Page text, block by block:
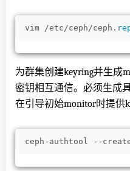
vim /etc/ceph/ceph.
为群集创建keyring并生成
密钥相互通信。必须生成
在引导初始monitor时提供
ceph-authtool --